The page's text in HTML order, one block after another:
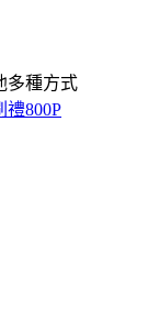
多種方式
禮800P